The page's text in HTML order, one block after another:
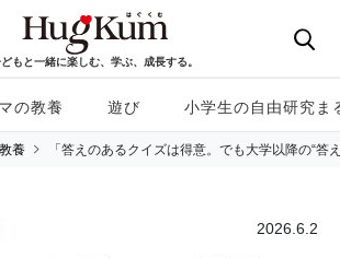
もと一緒に楽しむ、学ぶ、成長する。
の教養 遊び 小学生の自由研究ま
養 「答えのあるクイズは得意。でも大学以降の“
2026.6.2